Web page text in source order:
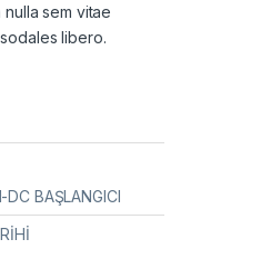
sem vitae
libero.
DC BAŞLANGICI